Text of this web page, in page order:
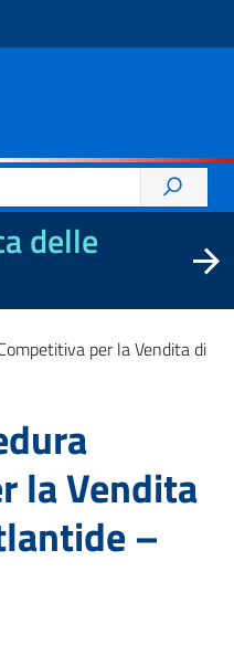
delle
per la Vendita di
la Vendita
–